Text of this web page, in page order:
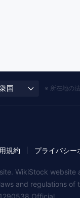
国 ※ 所在地の
規約 プライバシー
WikiStock
and regulations
Official